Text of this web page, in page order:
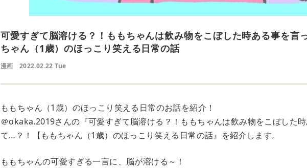
可愛すぎて脳溶ける？！ももちゃんは飲み物をこぼした時ある事を言
ちゃん（1歳）のほっこり笑える日常の話
漫画 2022.02.22 Tue
ももちゃん（1歳）のほっこり笑える日常のお話を紹介！
＠okaka.2019さんの『可愛すぎて脳溶ける？！ももちゃんは飲み物をこぼした
て…？！【ももちゃん（1歳）のほっこり笑える日常の話』を紹介します。
ももちゃんの可愛すぎる一言に、脳が溶ける～！